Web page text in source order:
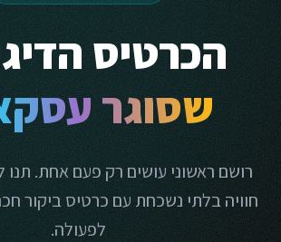
הכרטיס
שסוגר
רושם ראשוני עושים רק פעם אחת.
חוויה בלתי נשכחת עם כרטיס ביקור
לפעולה.